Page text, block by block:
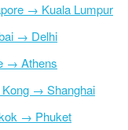
→ Kuala Lumpur
→ Delhi
→ Athens
Kong → Shanghai
→ Phuket